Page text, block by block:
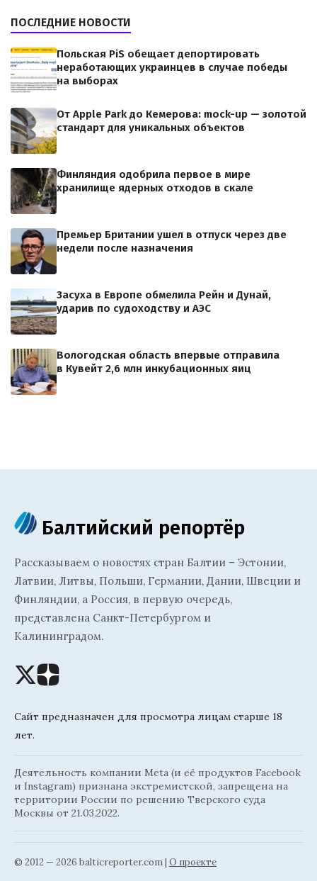
ПОСЛЕДНИЕ НОВОСТИ
Польская PiS обещает депортировать
неработающих украинцев в случае победы
на выборах
От Apple Park до Кемерова: mock-up — золотой
стандарт для уникальных объектов
Финляндия одобрила первое в мире
хранилище ядерных отходов в скале
Премьер Британии ушел в отпуск через две
недели после назначения
Засуха в Европе обмелила Рейн и Дунай,
ударив по судоходству и АЭС
Вологодская область впервые отправила
в Кувейт 2,6 млн инкубационных яиц
Балтийский репортёр
Рассказываем о новостях стран Балтии – Эстонии,
Латвии, Литвы, Польши, Германии, Дании, Швеции и
Финляндии, а Россия, в первую очередь,
представлена Санкт-Петербургом и
Калининградом.
Сайт предназначен для просмотра лицам старше 18
лет.
Деятельность компании Meta (и её продуктов Facebook
и Instagram) признана экстремистской, запрещена на
территории России по решению Тверского суда
Москвы от 21.03.2022.
© 2012 — 2026 balticreporter.com | О проекте